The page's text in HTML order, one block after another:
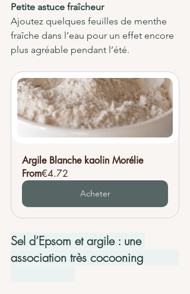
Petite astuce fraîcheur
Ajoutez quelques feuilles de menthe
fraîche dans l’eau pour un effet encore
plus agréable pendant l’été.
Argile Blanche kaolin Morélie
From€4.72
Acheter
Sel d’Epsom et argile : une
association très cocooning